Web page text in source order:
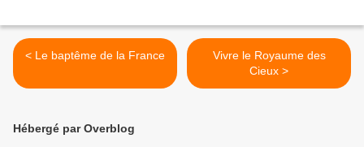
< Le baptême de la France
Vivre le Royaume des
Cieux >
Hébergé par Overblog